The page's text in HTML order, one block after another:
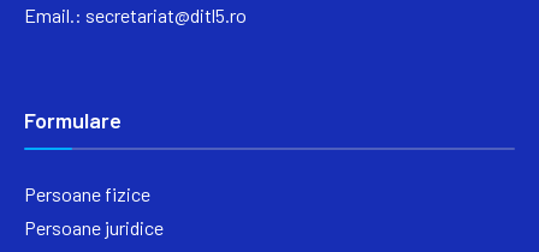
Email.: secretariat@ditl5.ro
Formulare
Persoane fizice
Persoane juridice